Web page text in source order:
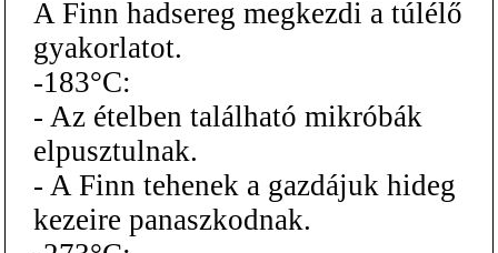
A Finn hadsereg megkezdi a túlélő
gyakorlatot.
-183°C:
- Az ételben található mikróbák
elpusztulnak.
- A Finn tehenek a gazdájuk hideg
kezeire panaszkodnak.